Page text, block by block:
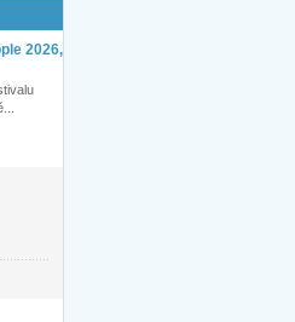
2026,